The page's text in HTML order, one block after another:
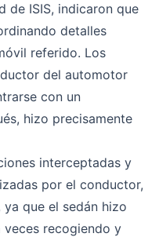
de ISIS, indicaron que
detalles
referido. Los
del automotor
con un
hizo precisamente
interceptadas y
por el conductor,
que el sedán hizo
veces recogiendo y